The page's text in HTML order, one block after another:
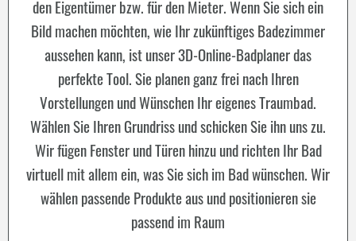
den Eigentümer bzw. für den Mieter. Wenn Sie sich ein
Bild machen möchten, wie Ihr zukünftiges Badezimmer
aussehen kann, ist unser 3D-Online-Badplaner das
perfekte Tool. Sie planen ganz frei nach Ihren
Vorstellungen und Wünschen Ihr eigenes Traumbad.
Wählen Sie Ihren Grundriss und schicken Sie ihn uns zu.
Wir fügen Fenster und Türen hinzu und richten Ihr Bad
virtuell mit allem ein, was Sie sich im Bad wünschen. Wir
wählen passende Produkte aus und positionieren sie
passend im Raum